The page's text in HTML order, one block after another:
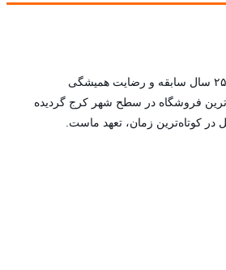
کافی الکتریک با بیش از ۲۵ سال سابقه و رضایت همیشگی
فروشگاه در سطح شهر کرج گردیده
کوتاه‌ترین زمان، تعهد ماست.